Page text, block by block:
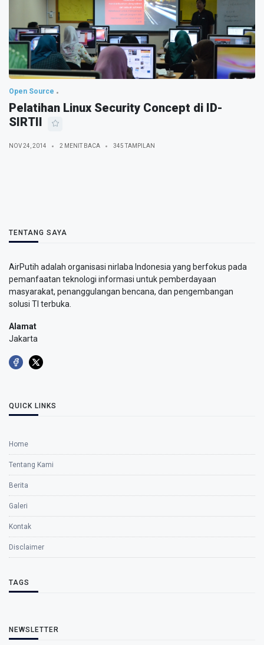
Open Source
Pelatihan Linux Security Concept di ID-
SIRTII
NOV 24, 2014 2 MENIT BACA 345 TAMPILAN
TENTANG SAYA
AirPutih adalah organisasi nirlaba Indonesia yang berfokus pada
pemanfaatan teknologi informasi untuk pemberdayaan
masyarakat, penanggulangan bencana, dan pengembangan
solusi TI terbuka.
Alamat
Jakarta
QUICK LINKS
Home
Tentang Kami
Berita
Galeri
Kontak
Disclaimer
TAGS
NEWSLETTER